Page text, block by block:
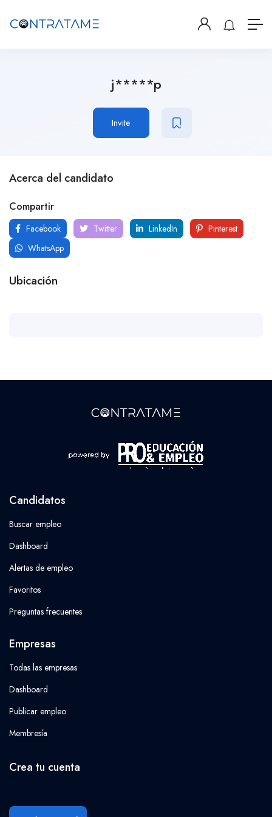
j*****p
Invite
Acerca del candidato
Compartir
Facebook Twitter LinkedIn
Pinterest
WhatsApp
Ubicación
Candidatos
Buscar empleo
Dashboard
Alertas de empleo
Favoritos
Preguntas frecuentes
Empresas
Todas las empresas
Dashboard
Publicar empleo
Membresía
Crea tu cuenta